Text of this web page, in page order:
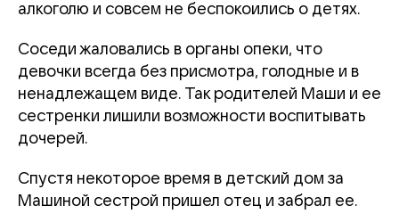
алкоголю и совсем не беспокоились о детях.
Соседи жаловались в органы опеки, что
девочки всегда без присмотра, голодные и в
ненадлежащем виде. Так родителей Маши и ее
сестренки лишили возможности воспитывать
дочерей.
Спустя некоторое время в детский дом за
Машиной сестрой пришел отец и забрал ее.